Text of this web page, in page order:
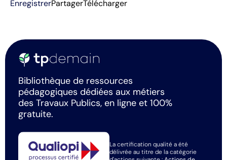
EnregistrerPartagerTélécharger
Bibliothèque de ressources
pédagogiques dédiées aux métiers
des Travaux Publics, en ligne et 100%
gratuite.
La certification qualité a été
délivrée au titre de la catégorie